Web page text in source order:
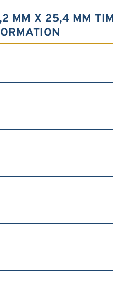
MM X 25,4 MM